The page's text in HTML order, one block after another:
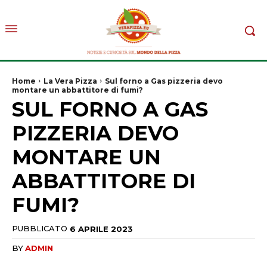
Home La Vera Pizza
Sul forno a Gas pizzeria devo
montare un abbattitore di fumi?
SUL FORNO A GAS
PIZZERIA DEVO
MONTARE UN
ABBATTITORE DI
FUMI?
PUBBLICATO 6 APRILE 2023
BYADMIN